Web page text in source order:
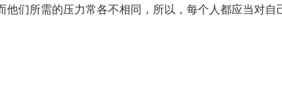
们所需的压力常各不相同，所以，每个人都应当对自